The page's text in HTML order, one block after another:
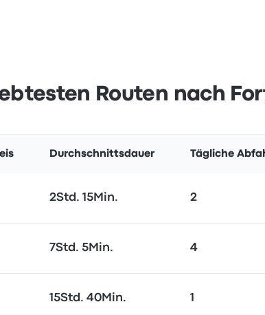
Routen nach
Durchschnittsdauer Tägliche
2Std. 15Min. 2
7Std. 5Min. 4
15Std. 40Min. 1